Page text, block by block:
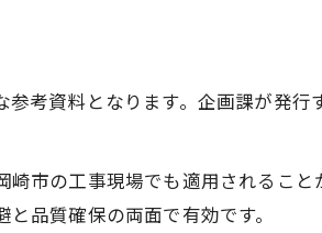
考資料となります。企画課が発
市の工事現場でも適用されるこ
品質確保の両面で有効です。